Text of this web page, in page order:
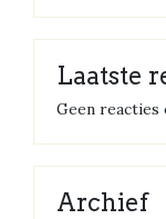
Laatste
Geen reacties
Archief